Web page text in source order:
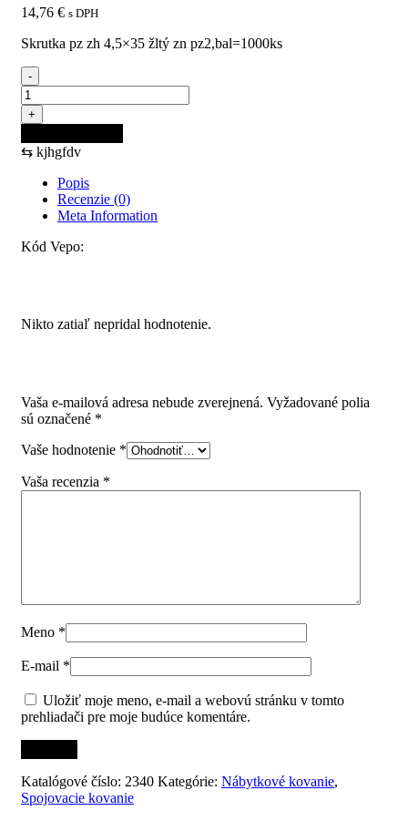
14,76 € s DPH
Skrutka pz zh 4,5×35 žltý zn pz2,bal=1000ks
-
množstvo
Skrutka
PZ
ZH
4,5x35
PZ2,bal=1000ks
+
⇆ kjhgfdv
Popis
Recenzie (0)
Meta Information
Kód Vepo:
Nikto zatiaľ nepridal hodnotenie.
Vaša e-mailová adresa nebude zverejnená. Vyžadované polia
sú označené *
Vaše hodnotenie *
Vaša recenzia *
Meno *
E-mail *
Uložiť moje meno, e-mail a webovú stránku v tomto
prehliadači pre moje budúce komentáre.
Katalógové číslo: 2340 Kategórie: Nábytkové kovanie,
Spojovacie kovanie